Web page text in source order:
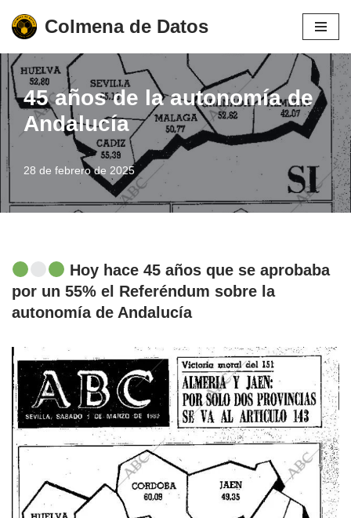
Saltar
al
contenido
Colmena de Datos
45 años de la autonomía de
Andalucía
28 de febrero de 2025
Hoy hace 45 años que se aprobaba
por un 55% el Referéndum sobre la
autonomía de Andalucía